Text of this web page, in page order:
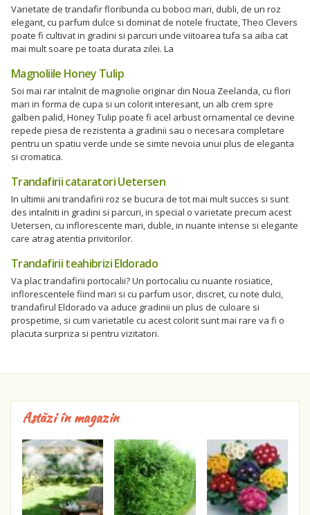
Varietate de trandafir floribunda cu boboci mari, dubli, de un roz
elegant, cu parfum dulce si dominat de notele fructate, Theo Clevers
poate fi cultivat in gradini si parcuri unde viitoarea tufa sa aiba cat
mai mult soare pe toata durata zilei. La
Magnoliile Honey Tulip
Soi mai rar intalnit de magnolie originar din Noua Zeelanda, cu flori
mari in forma de cupa si un colorit interesant, un alb crem spre
galben palid, Honey Tulip poate fi acel arbust ornamental ce devine
repede piesa de rezistenta a gradinii sau o necesara completare
pentru un spatiu verde unde se simte nevoia unui plus de eleganta
si cromatica.
Trandafirii cataratori Uetersen
In ultimii ani trandafirii roz se bucura de tot mai mult succes si sunt
des intalniti in gradini si parcuri, in special o varietate precum acest
Uetersen, cu inflorescente mari, duble, in nuante intense si elegante
care atrag atentia privitorilor.
Trandafirii teahibrizi Eldorado
Va plac trandafirii portocalii? Un portocaliu cu nuante rosiatice,
inflorescentele fiind mari si cu parfum usor, discret, cu note dulci,
trandafirul Eldorado va aduce gradinii un plus de culoare si
prospetime, si cum varietatile cu acest colorit sunt mai rare va fi o
placuta surpriza si pentru vizitatori.
Astăzi în magazin